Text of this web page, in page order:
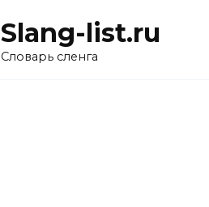
Slang-list.ru
Словарь сленга